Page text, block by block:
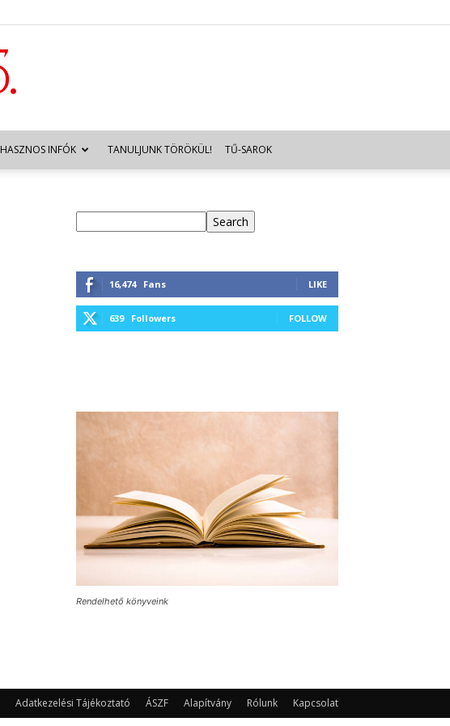
HASZNOS INFÓK TANULJUNK TÖRÖKÜL! TŰ-SAROK
Search
16,474 Fans LIKE
639 Followers FOLLOW
Rendelhető könyveink
Adatkezelési Tájékoztató ÁSZF Alapítvány Rólunk Kapcsolat